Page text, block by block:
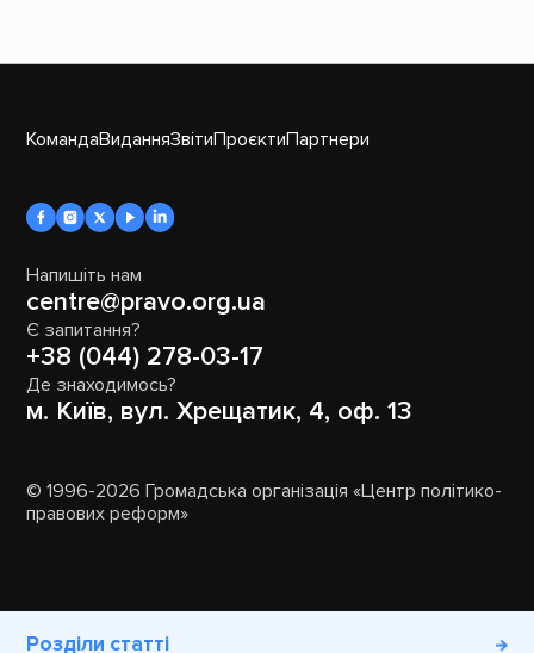
Розділи статті
КомандаВиданняЗвітиПроєктиПартнери
Напишіть нам
centre@pravo.org.ua
Є запитання?
+38 (044) 278-03-17
Де знаходимось?
м. Київ, вул. Хрещатик, 4, оф. 13
© 1996-2026 Громадська організація «Центр політико-
правових реформ»